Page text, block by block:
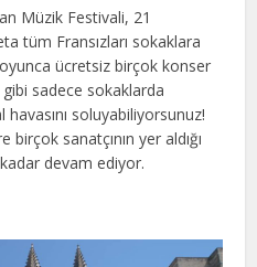
Müzik Festivali, 21
tüm Fransızları sokaklara
ücretsiz birçok konser
sadece sokaklarda
soluyabiliyorsunuz!
sanatçının yer aldığı
devam ediyor.